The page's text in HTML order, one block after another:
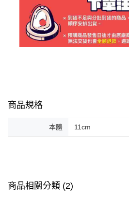
商品規格
本體 11cm
商品相關分類 (2)